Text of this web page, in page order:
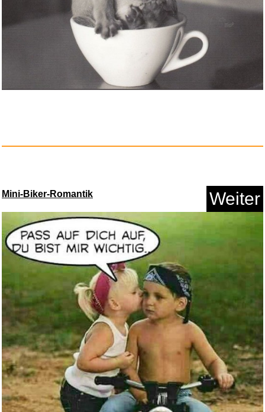
Trousselier 6260565
Cosi Fan Tutte...
Anzeige
Mini-Biker-Romantik Weiter